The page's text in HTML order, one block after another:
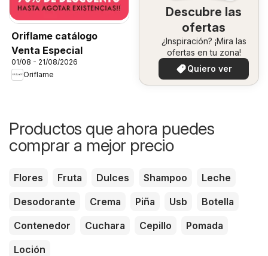
Oriflame catálogo
Venta Especial
01/08 - 21/08/2026
Oriflame
Descubre las
ofertas
¿Inspiración? ¡Mira las
ofertas en tu zona!
Quiero ver
Productos que ahora puedes
comprar a mejor precio
Flores Fruta Dulces Shampoo
Leche
Desodorante
Crema Piña Usb
Botella
Contenedor
Cuchara Cepillo
Pomada
Loción